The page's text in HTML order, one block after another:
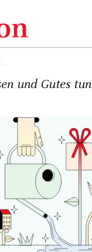
und Gutes tun